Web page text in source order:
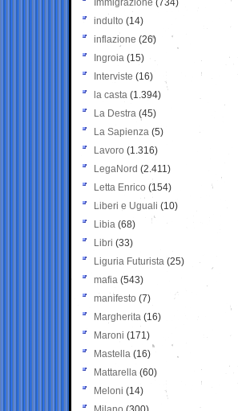
Immigrazione (734)
indulto (14)
inflazione (26)
Ingroia (15)
Interviste (16)
la casta (1.394)
La Destra (45)
La Sapienza (5)
Lavoro (1.316)
LegaNord (2.411)
Letta Enrico (154)
Liberi e Uguali (10)
Libia (68)
Libri (33)
Liguria Futurista (25)
mafia (543)
manifesto (7)
Margherita (16)
Maroni (171)
Mastella (16)
Mattarella (60)
Meloni (14)